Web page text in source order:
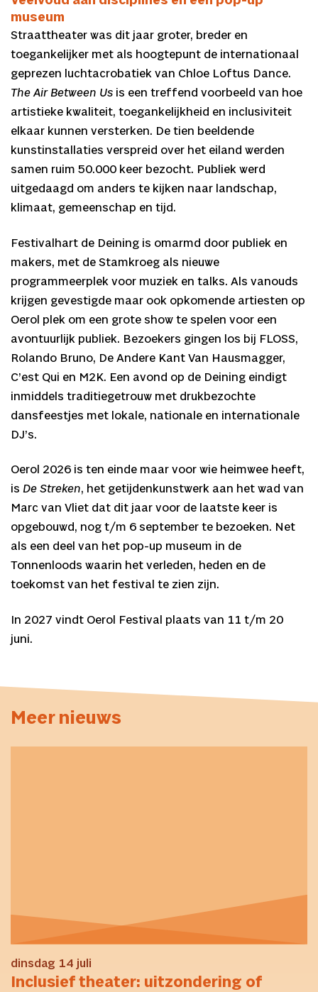
museum
Straattheater was dit jaar groter, breder en
toegankelijker met als hoogtepunt de internationaal
geprezen luchtacrobatiek van Chloe Loftus Dance.
The Air Between Us is een treffend voorbeeld van hoe
artistieke kwaliteit, toegankelijkheid en inclusiviteit
elkaar kunnen versterken. De tien beeldende
kunstinstallaties verspreid over het eiland werden
samen ruim 50.000 keer bezocht. Publiek werd
uitgedaagd om anders te kijken naar landschap,
klimaat, gemeenschap en tijd.
Festivalhart de Deining is omarmd door publiek en
makers, met de Stamkroeg als nieuwe
programmeerplek voor muziek en talks. Als vanouds
krijgen gevestigde maar ook opkomende artiesten op
Oerol plek om een grote show te spelen voor een
avontuurlijk publiek. Bezoekers gingen los bij FLOSS,
Rolando Bruno, De Andere Kant Van Hausmagger,
C’est Qui en M2K. Een avond op de Deining eindigt
inmiddels traditiegetrouw met drukbezochte
dansfeestjes met lokale, nationale en internationale
DJ’s.
Oerol 2026 is ten einde maar voor wie heimwee heeft,
is De Streken, het getijdenkunstwerk aan het wad van
Marc van Vliet dat dit jaar voor de laatste keer is
opgebouwd, nog t/m 6 september te bezoeken. Net
als een deel van het pop-up museum in de
Tonnenloods waarin het verleden, heden en de
toekomst van het festival te zien zijn.
In 2027 vindt Oerol Festival plaats van 11 t/m 20
juni.
Meer nieuws
dinsdag 14 juli
Inclusief theater: uitzondering of